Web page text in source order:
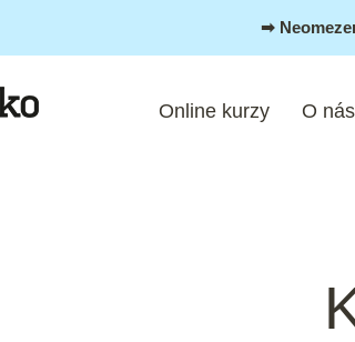
➡︎
Online kurzy O nás